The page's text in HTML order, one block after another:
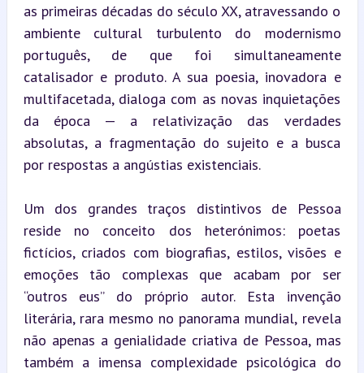
as primeiras décadas do século XX, atravessando o
ambiente cultural turbulento do modernismo
português, de que foi simultaneamente
catalisador e produto. A sua poesia, inovadora e
multifacetada, dialoga com as novas inquietações
da época — a relativização das verdades
absolutas, a fragmentação do sujeito e a busca
por respostas a angústias existenciais.
Um dos grandes traços distintivos de Pessoa
reside no conceito dos heterónimos: poetas
fictícios, criados com biografias, estilos, visões e
emoções tão complexas que acabam por ser
“outros eus” do próprio autor. Esta invenção
literária, rara mesmo no panorama mundial, revela
não apenas a genialidade criativa de Pessoa, mas
também a imensa complexidade psicológica do